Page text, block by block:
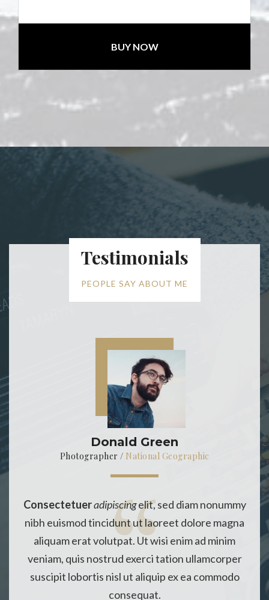
BUY NOW
Testimonials
PEOPLE SAY ABOUT ME
Donald Green
Photographer / National Geographic
Consectetueradipiscingelit, sed diam nonummy
nibh euismod tincidunt ut laoreet dolore magna
aliquam erat volutpat. Ut wisi enim ad minim
veniam, quis nostrud exerci tation ullamcorper
suscipit lobortis nisl ut aliquip ex ea commodo
consequat.